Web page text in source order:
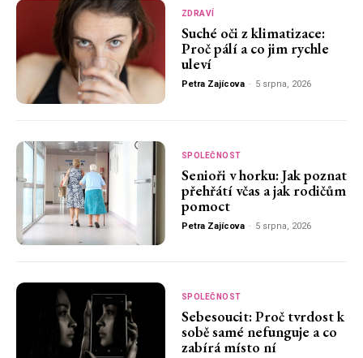
ZDRAVÍ
Suché oči z klimatizace:
Proč pálí a co jim rychle
uleví
Petra Zajícova - 5 srpna, 2026
SPOLEČNOST
Senioři v horku: Jak poznat
přehřátí včas a jak rodičům
pomoct
Petra Zajícova - 5 srpna, 2026
SPOLEČNOST
Sebesoucit: Proč tvrdost k
sobě samé nefunguje a co
zabírá místo ní